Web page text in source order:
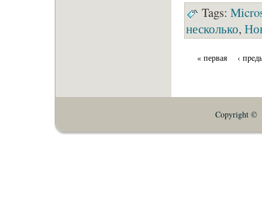
Tags:
несколько,
« первая ‹
Copyright ©